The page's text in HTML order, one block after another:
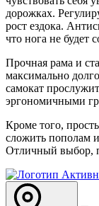
дорожках.
рост ездока.
что нога не будет
Прочная рама и
максимально
самокат
эргономичными
Кроме того,
сложить пополам
Отличный выбор,